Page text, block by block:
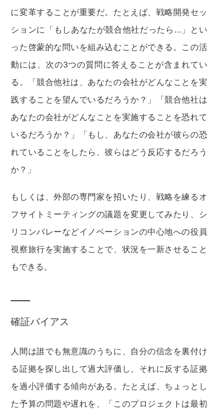
に変革することが重要だ。たとえば、戦略開発セッ
ションに「もしあなたが競合他社だったら...」とい
った啓蒙的な問いを組み込むことができる。この活
動には、次の3つの質問に答えることが含まれてい
る。「競合他社は、あなたの会社がどんなことを実
践することを望んでいるだろうか？」「競合他社は
あなたの会社がどんなことを実施することを恐れて
いるだろうか？」「もし、あなたの会社が彼らの恐
れていることをしたら、彼らはどう反応するだろう
か？」
もしくは、外部の専門家を招いたり、戦略を練るオ
フサイトミーティングの議題を変更してみたり、シ
リコンバレーなどイノベーションの中心地への役員
視察旅行を実施することで、状況を一新させること
もできる。
確証バイアス
人間は誰でも無意識のうちに、自分の信念を裏付け
る証拠を探し出して過大評価し、それに反する証拠
を過小評価する傾向がある。たとえば、ちょっとし
た予算の問題や遅れを、「このプロジェクトは最初